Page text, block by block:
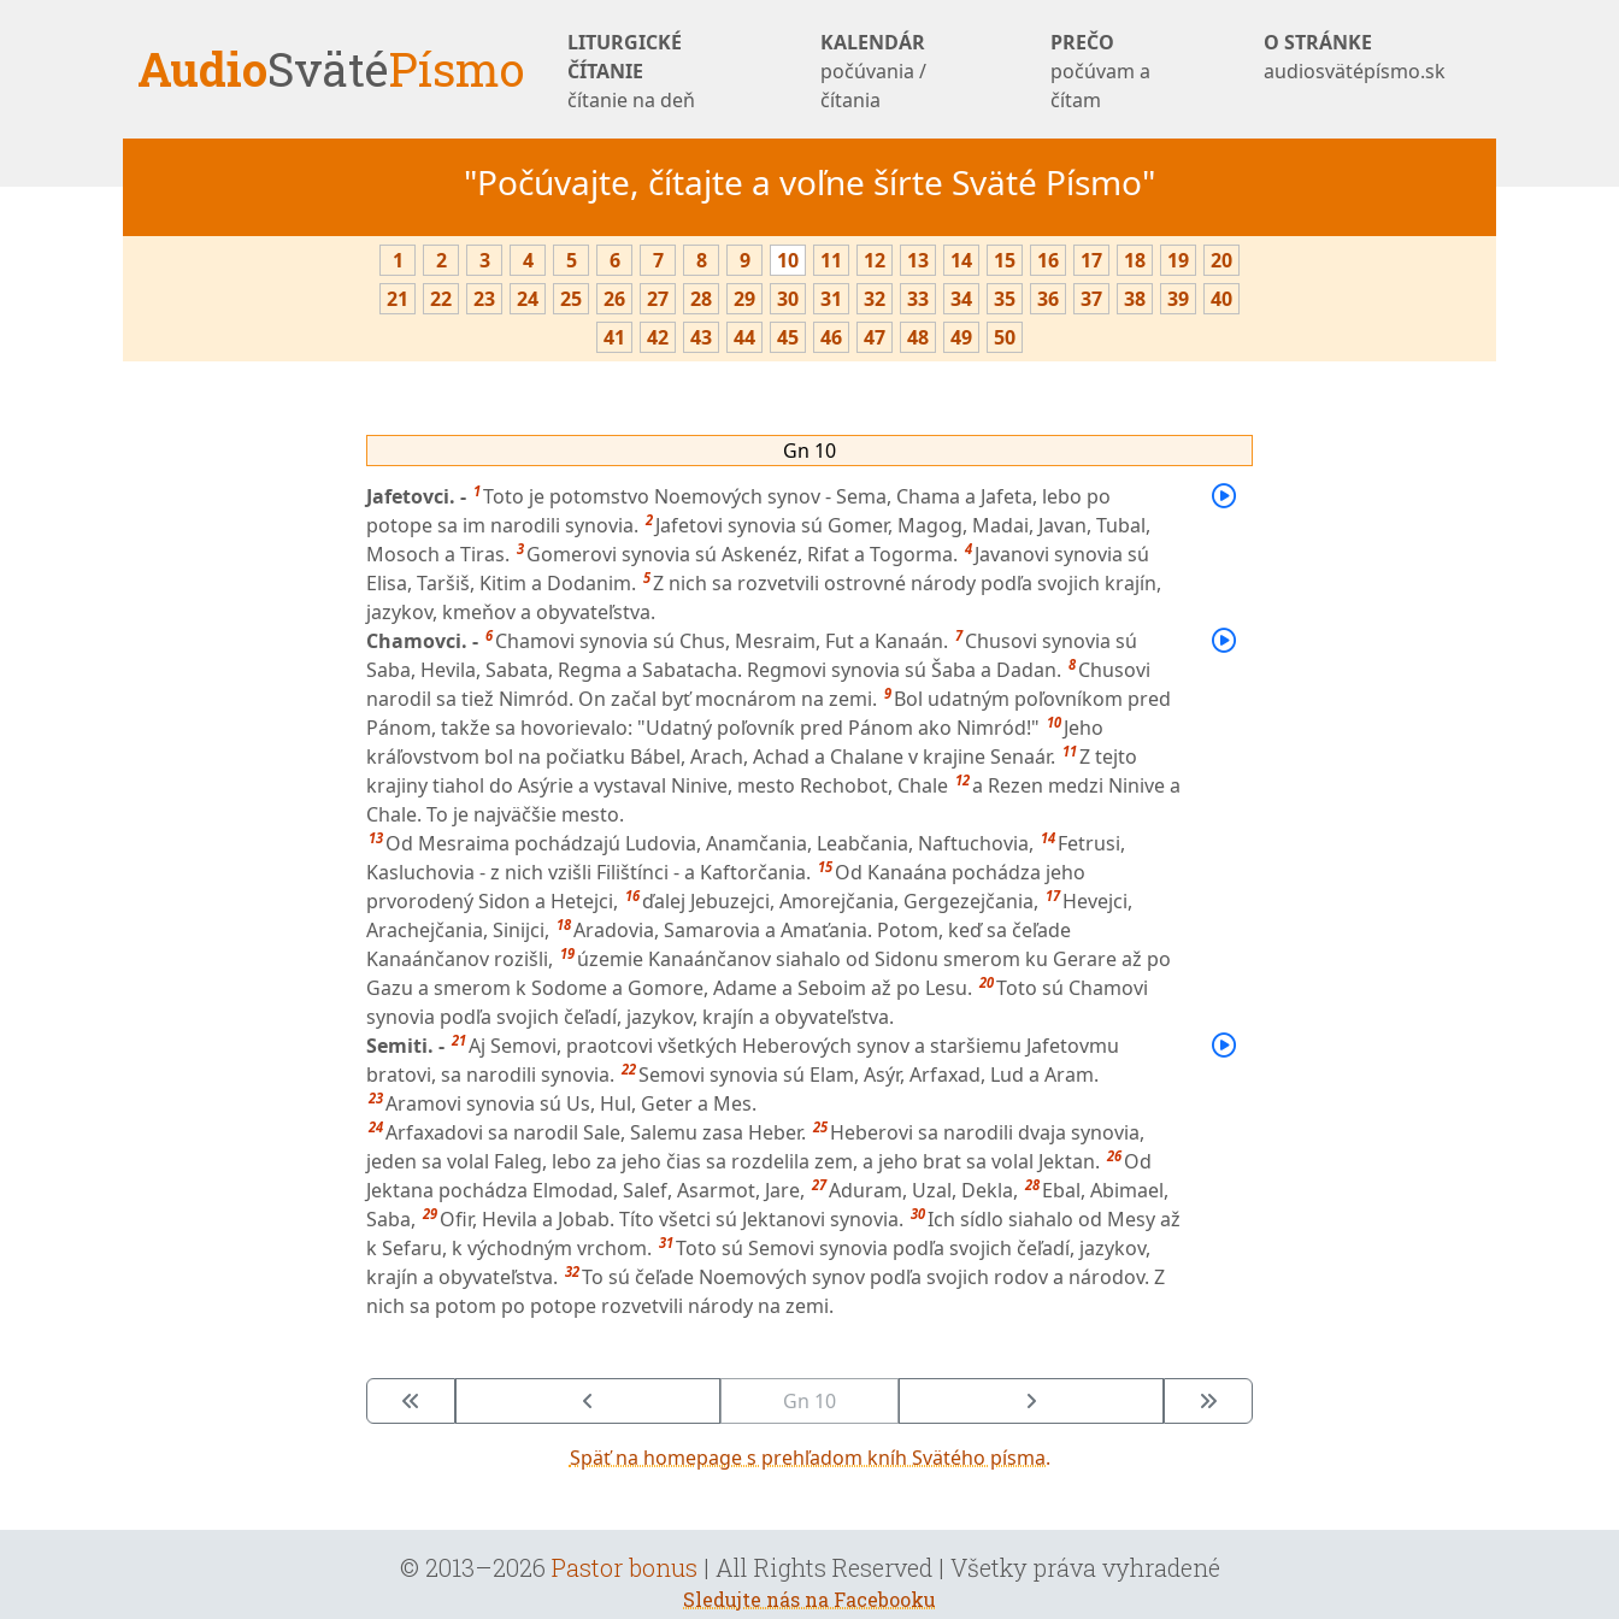
AudioSvätéPísmo
LITURGICKÉ
ČÍTANIE
čítanie na deň
KALENDÁR
počúvania /
čítania
PREČO
počúvam a
čítam
O STRÁNKE
audiosvätépísmo.sk
"Počúvajte, čítajte a voľne šírte Sväté Písmo"
1 2 3 4 5 6 7 8 9 10 11 12 13 14 15 16 17 18 19
20
21
22 23 24 25 26 27 28 29 30 31 32 33 34 35 36 37 38 39
40
41
42 43 44 45 46 47 48 49 50
Gn 10
Jafetovci. - 1Toto je potomstvo Noemových synov - Sema, Chama a Jafeta, lebo po
potope sa im narodili synovia. 2 Jafetovi synovia sú Gomer, Magog, Madai, Javan, Tubal,
Mosoch a Tiras. 3 Gomerovi synovia sú Askenéz, Rifat a Togorma. 4 Javanovi synovia sú
Elisa, Taršiš, Kitim a Dodanim. 5Z nich sa rozvetvili ostrovné národy podľa svojich krajín,
jazykov, kmeňov a obyvateľstva.
Chamovci. - 6 Chamovi synovia sú Chus, Mesraim, Fut a Kanaán. 7 Chusovi synovia sú
Saba, Hevila, Sabata, Regma a Sabatacha. Regmovi synovia sú Šaba a Dadan. 8 Chusovi
narodil sa tiež Nimród. On začal byť mocnárom na zemi. 9 Bol udatným poľovníkom pred
Pánom, takže sa hovorievalo: "Udatný poľovník pred Pánom ako Nimród!" 10 Jeho
kráľovstvom bol na počiatku Bábel, Arach, Achad a Chalane v krajine Senaár. 11Z tejto
krajiny tiahol do Asýrie a vystaval Ninive, mesto Rechobot, Chale 12a Rezen medzi Ninive a
Chale. To je najväčšie mesto.
13 Od Mesraima pochádzajú Ludovia, Anamčania, Leabčania, Naftuchovia, 14 Fetrusi,
Kasluchovia - z nich vzišli Filištínci - a Kaftorčania. 15 Od Kanaána pochádza jeho
prvorodený Sidon a Hetejci, 16 ďalej Jebuzejci, Amorejčania, Gergezejčania, 17 Hevejci,
Arachejčania, Sinijci, 18Aradovia, Samarovia a Amaťania. Potom, keď sa čeľade
Kanaánčanov rozišli, 19 územie Kanaánčanov siahalo od Sidonu smerom ku Gerare až po
Gazu a smerom k Sodome a Gomore, Adame a Seboim až po Lesu. 20Toto sú Chamovi
synovia podľa svojich čeľadí, jazykov, krajín a obyvateľstva.
Semiti. - 21Aj Semovi, praotcovi všetkých Heberových synov a staršiemu Jafetovmu
bratovi, sa narodili synovia. 22Semovi synovia sú Elam, Asýr, Arfaxad, Lud a Aram.
23Aramovi synovia sú Us, Hul, Geter a Mes.
24Arfaxadovi sa narodil Sale, Salemu zasa Heber. 25 Heberovi sa narodili dvaja synovia,
jeden sa volal Faleg, lebo za jeho čias sa rozdelila zem, a jeho brat sa volal Jektan. 26 Od
Jektana pochádza Elmodad, Salef, Asarmot, Jare, 27Aduram, Uzal, Dekla, 28 Ebal, Abimael,
Saba, 29 Ofir, Hevila a Jobab. Títo všetci sú Jektanovi synovia. 30Ich sídlo siahalo od Mesy až
k Sefaru, k východným vrchom. 31Toto sú Semovi synovia podľa svojich čeľadí, jazykov,
krajín a obyvateľstva. 32To sú čeľade Noemových synov podľa svojich rodov a národov. Z
nich sa potom po potope rozvetvili národy na zemi.
Gn 10
Späť na homepage s prehľadom kníh Svätého písma.
© 2013–2026 Pastor bonus | All Rights Reserved | Všetky práva vyhradené
Sledujte nás na Facebooku